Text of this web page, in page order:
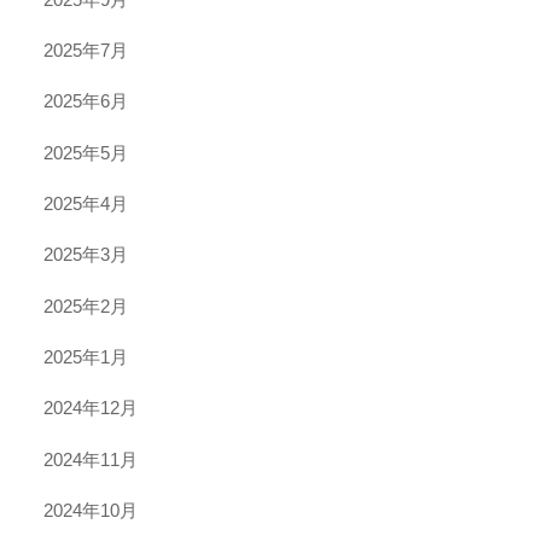
2025年7月
2025年6月
2025年5月
2025年4月
2025年3月
2025年2月
2025年1月
2024年12月
2024年11月
2024年10月